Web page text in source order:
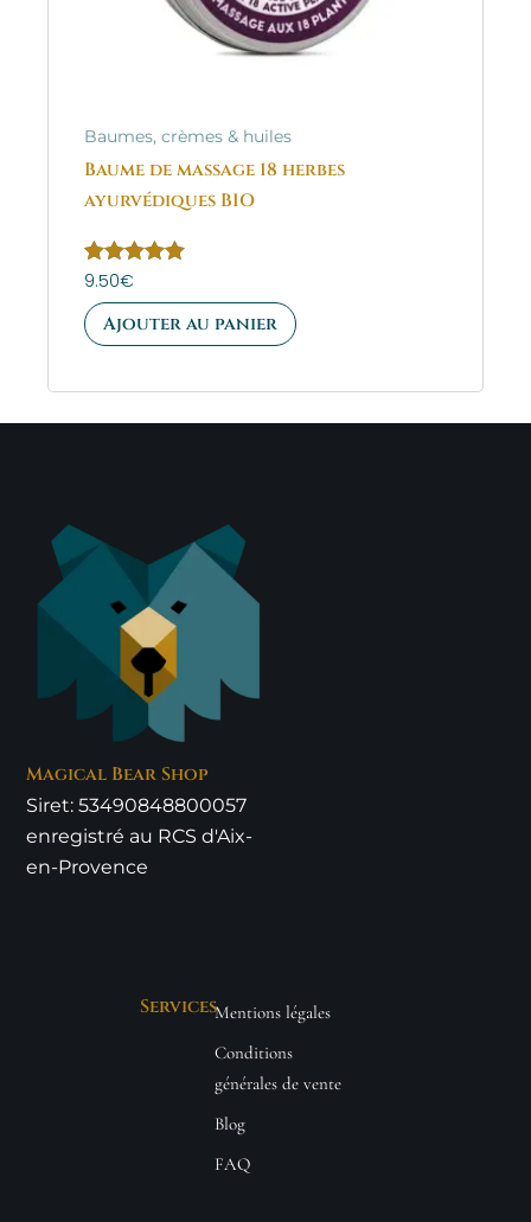
Baumes, crèmes & huiles
Baume de massage 18 herbes
ayurvédiques BIO
Note
5.00
sur 5
9.50€
Ajouter au panier
Magical Bear Shop
Siret: 53490848800057
enregistré au RCS d'Aix-
en-Provence
ServicesMentions légales
Conditions
générales de vente
Blog
FAQ